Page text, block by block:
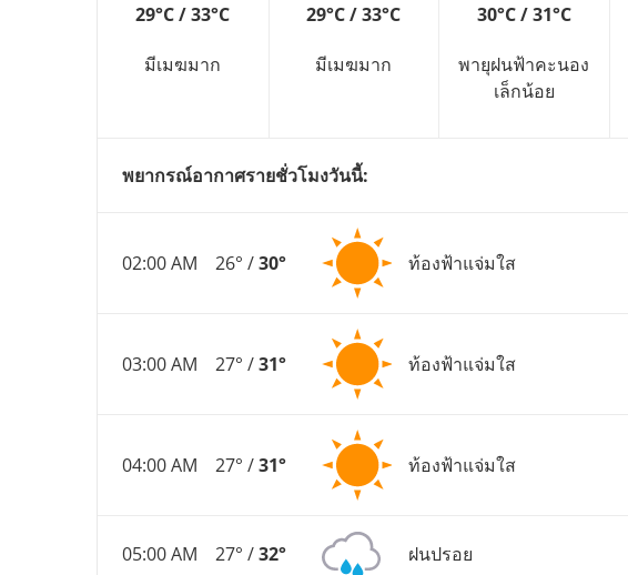
29°C / 33°C
มีเมฆมาก
29°C / 33°C
มีเมฆมาก
30°C / 31°C
พายุฝนฟ้าคะนอง
เล็กน้อย
พยากรณ์อากาศรายชั่วโมงวันนี้:
02:00 AM 26° /30° ท้องฟ้าแจ่มใส
03:00 AM 27° /31° ท้องฟ้าแจ่มใส
04:00 AM 27° /31° ท้องฟ้าแจ่มใส
05:00 AM 27° /32° ฝนปรอย